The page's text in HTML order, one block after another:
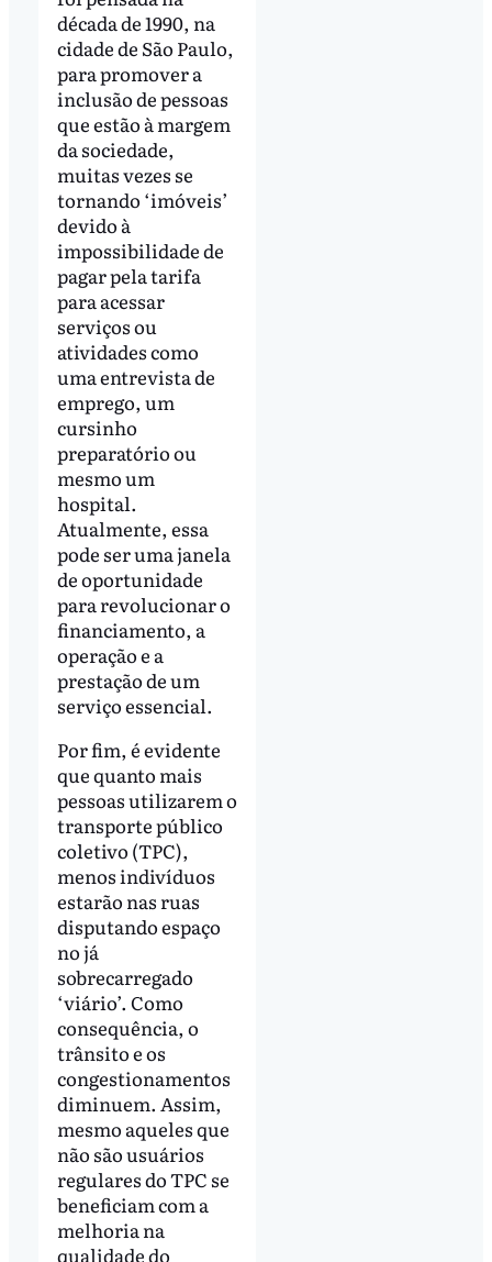
década de 1990, na
cidade de São Paulo,
para promover a
inclusão de pessoas
que estão à margem
da sociedade,
muitas vezes se
tornando ‘imóveis’
devido à
impossibilidade de
pagar pela tarifa
para acessar
serviços ou
atividades como
uma entrevista de
emprego, um
cursinho
preparatório ou
mesmo um
hospital.
Atualmente, essa
pode ser uma janela
de oportunidade
para revolucionar o
financiamento, a
operação e a
prestação de um
serviço essencial.
Por fim, é evidente
que quanto mais
pessoas utilizarem o
transporte público
coletivo (TPC),
menos indivíduos
estarão nas ruas
disputando espaço
no já
sobrecarregado
‘viário’. Como
consequência, o
trânsito e os
congestionamentos
diminuem. Assim,
mesmo aqueles que
não são usuários
regulares do TPC se
beneficiam com a
melhoria na
qualidade do